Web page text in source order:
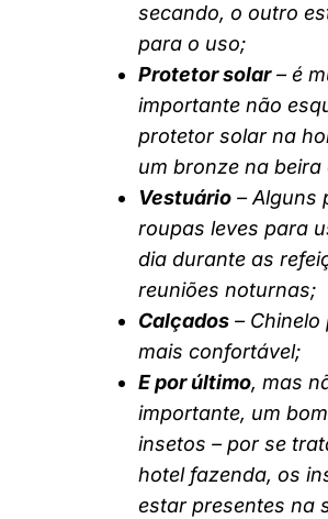
secando, o outro
para o uso;
Protetor solar– é
importante não
protetor solar na
um bronze na beira
Vestuário – Alguns
roupas leves para
dia durante as
reuniões noturnas;
Calçados –
mais confortável;
E por último, mas
importante, um
insetos – por se
hotel fazenda, os
estar presentes na